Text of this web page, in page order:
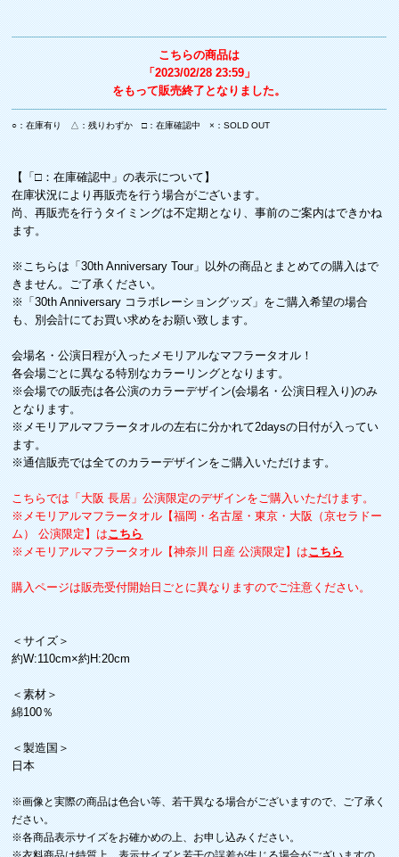
こちらの商品は
「2023/02/28 23:59」
をもって販売終了となりました。
○：在庫有り △：残りわずか □：在庫確認中 ×：SOLD OUT
【「□：在庫確認中」の表示について】
在庫状況により再販売を行う場合がございます。
尚、再販売を行うタイミングは不定期となり、事前のご案内はできかね
ます。
※こちらは「30th Anniversary Tour」以外の商品とまとめての購入はで
きません。ご了承ください。
※「30th Anniversary コラボレーショングッズ」をご購入希望の場合
も、別会計にてお買い求めをお願い致します。
会場名・公演日程が入ったメモリアルなマフラータオル！
各会場ごとに異なる特別なカラーリングとなります。
※会場での販売は各公演のカラーデザイン(会場名・公演日程入り)のみ
となります。
※メモリアルマフラータオルの左右に分かれて2daysの日付が入ってい
ます。
※通信販売では全てのカラーデザインをご購入いただけます。
こちらでは「大阪 長居」公演限定のデザインをご購入いただけます。
※メモリアルマフラータオル【福岡・名古屋・東京・大阪（京セラドー
ム） 公演限定】はこちら
※メモリアルマフラータオル【神奈川 日産 公演限定】はこちら
購入ページは販売受付開始日ごとに異なりますのでご注意ください。
＜サイズ＞
約W:110cm×約H:20cm
＜素材＞
綿100％
＜製造国＞
日本
※画像と実際の商品は色合い等、若干異なる場合がございますので、ご了承く
ださい。
※各商品表示サイズをお確かめの上、お申し込みください。